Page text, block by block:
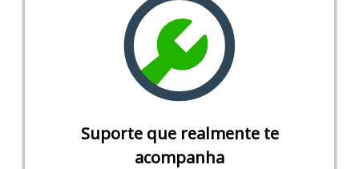
Suporte que realmente te
acompanha